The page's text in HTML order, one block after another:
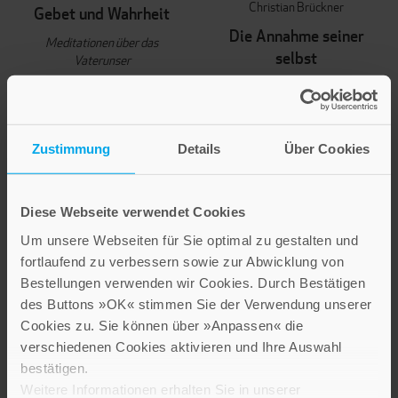
Zustimmung Details Über Cookies
Diese Webseite verwendet Cookies
Um unsere Webseiten für Sie optimal zu gestalten und
fortlaufend zu verbessern sowie zur Abwicklung von
Bestellungen verwenden wir Cookies. Durch Bestätigen
des Buttons »OK« stimmen Sie der Verwendung unserer
Cookies zu. Sie können über »Anpassen« die
verschiedenen Cookies aktivieren und Ihre Auswahl
bestätigen.
Weitere Informationen erhalten Sie in unserer
Gebet und Wahrheit
Meditationen über das
Vaterunser
Nicht auf Lager
Christian Brückner
Die Annahme seiner
selbst
10,30 €
IN DEN WARENKORB